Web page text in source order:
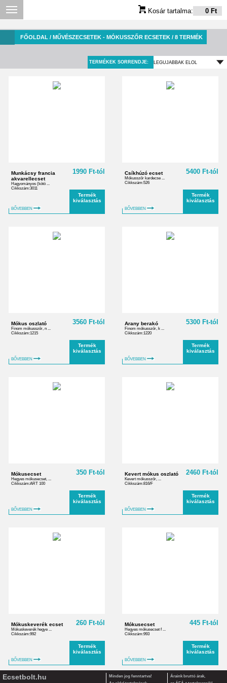
Kosár tartalma: 0 Ft
FŐOLDAL / MŰVÉSZECSETEK - MÓKUSSZŐR ECSETEK / 8 TERMÉK
TERMÉKEK SORRENDJE:
Munkácsy francia
akvarellecset
Hagyományos (kötö ...
Cikkszám:3011
BŐVEBBEN
1990 Ft-tól
Termék
kiválasztás
Csíkhúzó ecset
Mókusszőr kardecse ...
Cikkszám:526
BŐVEBBEN
5400 Ft-tól
Termék
kiválasztás
Mókus oszlató
Finom mókusszőr, n ...
Cikkszám:1215
BŐVEBBEN
3560 Ft-tól
Termék
kiválasztás
Arany berakó
Finom mókusszőr, k ...
Cikkszám:1220
BŐVEBBEN
5300 Ft-tól
Termék
kiválasztás
Mókusecset
Hegyes mókusecset, ...
Cikkszám:ART 100
BŐVEBBEN
350 Ft-tól
Termék
kiválasztás
Kevert mókus oszlató
Kevert mókusszőr, ...
Cikkszám:816/F
BŐVEBBEN
2460 Ft-tól
Termék
kiválasztás
Mókuskeverék ecset
Mókuskeverék hegye ...
Cikkszám:992
BŐVEBBEN
260 Ft-tól
Termék
kiválasztás
Mókusecset
Hegyes mókusecset f ...
Cikkszám:993
BŐVEBBEN
445 Ft-tól
Termék
kiválasztás
Ecsetbolt.hu
Minden jog fenntartva!
Áraink bruttó árak,